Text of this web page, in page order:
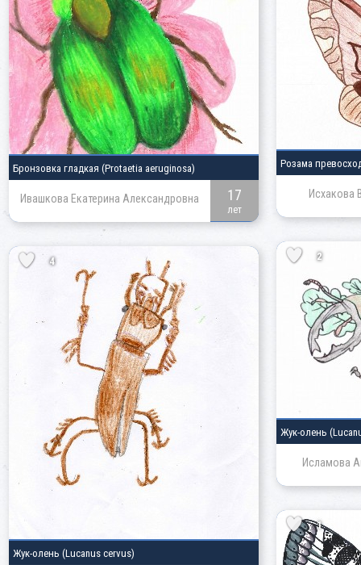
Бронзовка гладкая (Protaetia aeruginosa)
Ивашкова Екатерина Александровна 17
лет
Розама
Исхакова
2
Жук-олень
Исламова
4
Жук-олень (Lucanus cervus)
1